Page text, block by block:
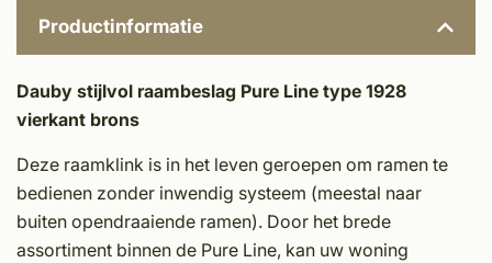
Productinformatie
Dauby stijlvol raambeslag Pure Line type 1928
vierkant brons
Deze raamklink is in het leven geroepen om ramen te
bedienen zonder inwendig systeem (meestal naar
buiten opendraaiende ramen). Door het brede
assortiment binnen de Pure Line, kan uw woning